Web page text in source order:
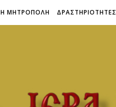
Η ΜΗΤΡΟΠΟΛΗ ΔΡΑΣΤΗΡΙΟΤΗΤΕΣ